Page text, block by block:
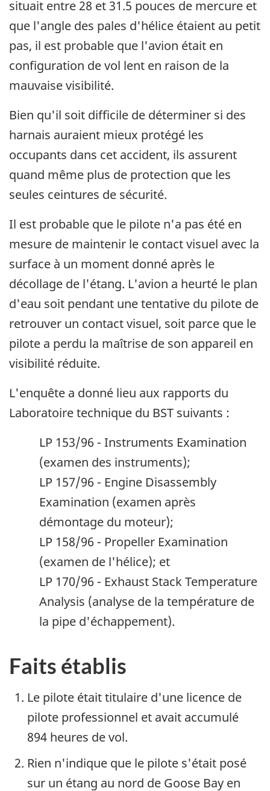
situait entre 28 et 31.5 pouces de mercure et
que l'angle des pales d'hélice étaient au petit
pas, il est probable que l'avion était en
configuration de vol lent en raison de la
mauvaise visibilité.
Bien qu'il soit difficile de déterminer si des
harnais auraient mieux protégé les
occupants dans cet accident, ils assurent
quand même plus de protection que les
seules ceintures de sécurité.
Il est probable que le pilote n'a pas été en
mesure de maintenir le contact visuel avec la
surface à un moment donné après le
décollage de l'étang. L'avion a heurté le plan
d'eau soit pendant une tentative du pilote de
retrouver un contact visuel, soit parce que le
pilote a perdu la maîtrise de son appareil en
visibilité réduite.
L'enquête a donné lieu aux rapports du
Laboratoire technique du BST suivants :
LP 153/96 - Instruments Examination
(examen des instruments);
LP 157/96 - Engine Disassembly
Examination (examen après
démontage du moteur);
LP 158/96 - Propeller Examination
(examen de l'hélice); et
LP 170/96 - Exhaust Stack Temperature
Analysis (analyse de la température de
la pipe d'échappement).
Faits établis
Le pilote était titulaire d'une licence de
pilote professionnel et avait accumulé
894 heures de vol.
Rien n'indique que le pilote s'était posé
sur un étang au nord de Goose Bay en